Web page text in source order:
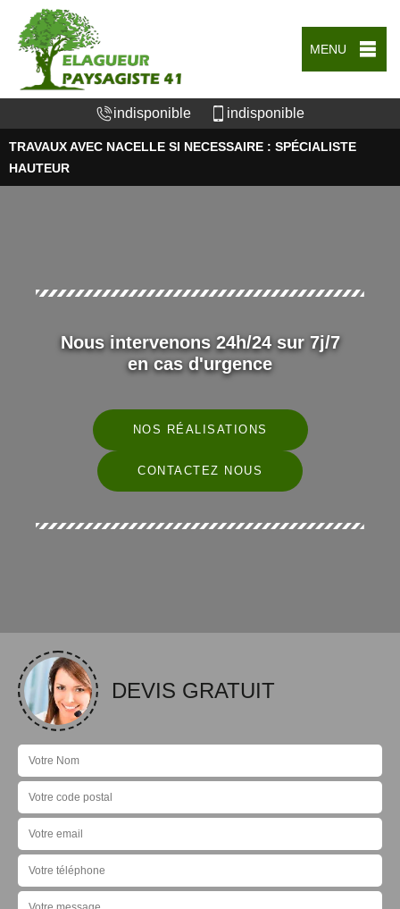
MENU
indisponible indisponible
TRAVAUX AVEC NACELLE SI NECESSAIRE : SPÉCIALISTE
HAUTEUR
Nous intervenons 24h/24 sur 7j/7
en cas d'urgence
NOS RÉALISATIONS
CONTACTEZ NOUS
DEVIS GRATUIT